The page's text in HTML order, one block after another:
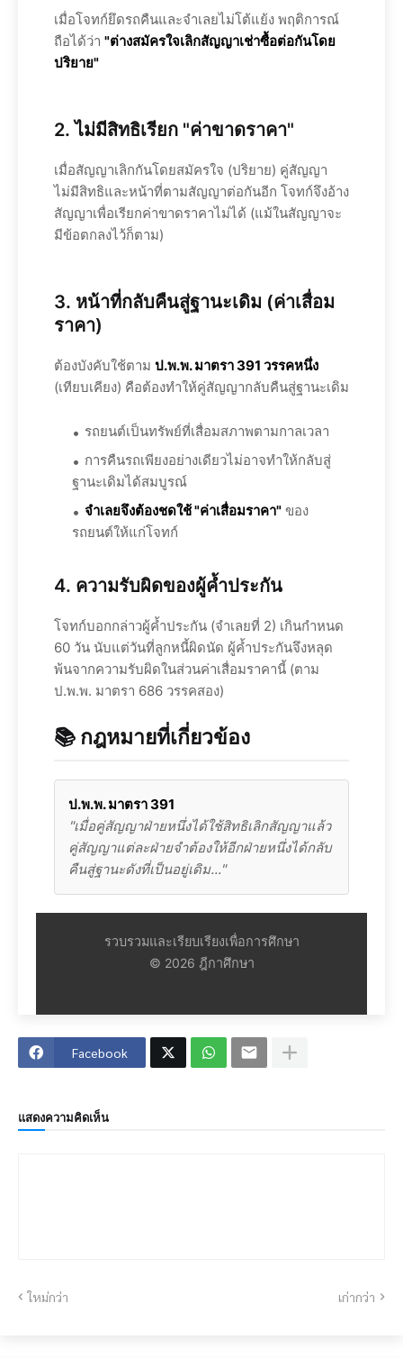
เมื่อโจทก์ยึดรถคืนและจำเลยไม่โต้แย้ง พฤติการณ์
ถือได้ว่า "ต่างสมัครใจเลิกสัญญาเช่าซื้อต่อกันโดย
ปริยาย"
2. ไม่มีสิทธิเรียก "ค่าขาดราคา"
เมื่อสัญญาเลิกกันโดยสมัครใจ (ปริยาย) คู่สัญญา
ไม่มีสิทธิและหน้าที่ตามสัญญาต่อกันอีก โจทก์จึงอ้าง
สัญญาเพื่อเรียกค่าขาดราคาไม่ได้ (แม้ในสัญญาจะ
มีข้อตกลงไว้ก็ตาม)
3. หน้าที่กลับคืนสู่ฐานะเดิม (ค่าเสื่อม
ราคา)
ต้องบังคับใช้ตาม ป.พ.พ. มาตรา 391 วรรคหนึ่ง
(เทียบเคียง) คือต้องทำให้คู่สัญญากลับคืนสู่ฐานะเดิม
รถยนต์เป็นทรัพย์ที่เสื่อมสภาพตามกาลเวลา
การคืนรถเพียงอย่างเดียวไม่อาจทำให้กลับสู่
ฐานะเดิมได้สมบูรณ์
จำเลยจึงต้องชดใช้ "ค่าเสื่อมราคา" ของ
รถยนต์ให้แก่โจทก์
4. ความรับผิดของผู้ค้ำประกัน
โจทก์บอกกล่าวผู้ค้ำประกัน (จำเลยที่ 2) เกินกำหนด
60 วัน นับแต่วันที่ลูกหนี้ผิดนัด ผู้ค้ำประกันจึงหลุด
พ้นจากความรับผิดในส่วนค่าเสื่อมราคานี้ (ตาม
ป.พ.พ. มาตรา 686 วรรคสอง)
📚 กฎหมายที่เกี่ยวข้อง
ป.พ.พ. มาตรา 391
"เมื่อคู่สัญญาฝ่ายหนึ่งได้ใช้สิทธิเลิกสัญญาแล้ว
คู่สัญญาแต่ละฝ่ายจำต้องให้อีกฝ่ายหนึ่งได้กลับ
คืนสู่ฐานะดังที่เป็นอยู่เดิม..."
รวบรวมและเรียบเรียงเพื่อการศึกษา
© 2026 ฎีกาศึกษา
Facebook
แสดงความคิดเห็น
ใหม่กว่า เก่ากว่า